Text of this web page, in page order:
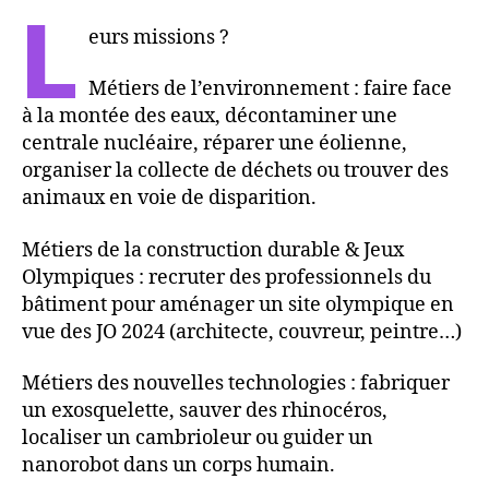
L eurs missions ?
Métiers de l’environnement : faire face
à la montée des eaux, décontaminer une
centrale nucléaire, réparer une éolienne,
organiser la collecte de déchets ou trouver des
animaux en voie de disparition.
Métiers de la construction durable & Jeux
Olympiques : recruter des professionnels du
bâtiment pour aménager un site olympique en
vue des JO 2024 (architecte, couvreur, peintre…)
Métiers des nouvelles technologies : fabriquer
un exosquelette, sauver des rhinocéros,
localiser un cambrioleur ou guider un
nanorobot dans un corps humain.